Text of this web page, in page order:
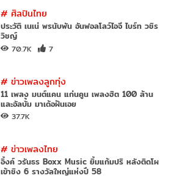
#ศิลปินไทย
ประวัติ เนเน่ พรนับพัน อันฟอลโลว์ไอจี ไบร์ท วชิร
วิชญ์
70.7K 7
#ข่าวเพลงลูกทุ่ง
11 เพลง มนต์แคน แก่นคูน เพลงฮิต 100 ล้าน
และอัลบั้ม มาเด้อฝันเอย
37.7K
#ข่าวเพลงไทย
อิ้งค์ วรันธร Boxx Music ยิ้มแก้มปริ หลังติดโผ
เข้าชิง 6 รางวัลใหญ่แห่งปี 58